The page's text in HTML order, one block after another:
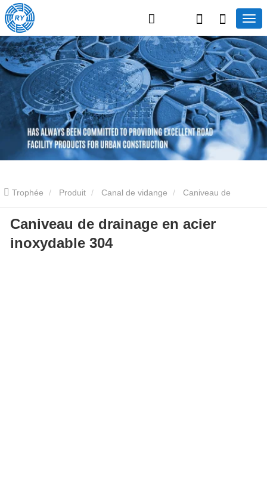
Trophée Produit Canal de vidange Caniveau de
drainage linéaire Caniveau de drainage en acier inoxydable 304
Caniveau de drainage en acier
inoxydable 304